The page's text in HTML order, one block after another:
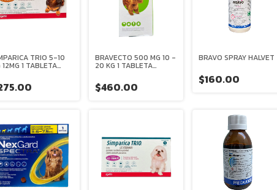
TRIO 5-10
12MG 1 TABLETA
BRAVECTO 500 MG 10 -
20 KG 1 TABLETA
$460.00
BRAVO SPRAY HALVET
$160.00